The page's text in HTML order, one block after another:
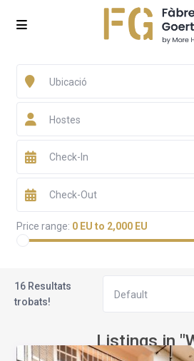
Ubicació
Hostes
Price range: 0 EU to 2,000 EU
16 Resultats
trobats!
Default
Listings in